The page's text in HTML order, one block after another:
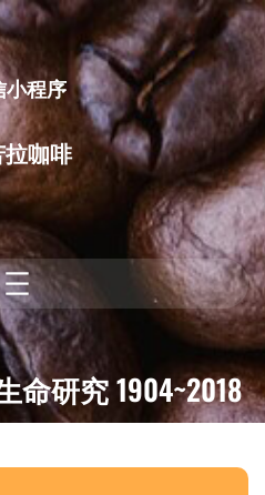
小程序
咖啡
研究 1904~2018